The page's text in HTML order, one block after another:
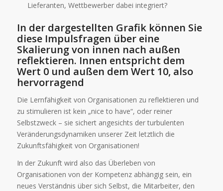
Lieferanten, Wettbewerber dabei integriert?
In der dargestellten Grafik können Sie
diese Impulsfragen über eine
Skalierung von innen nach außen
reflektieren. Innen entspricht dem
Wert 0 und außen dem Wert 10, also
hervorragend
Die Lernfähigkeit von Organisationen zu reflektieren und
zu stimulieren ist kein „nice to have“, oder reiner
Selbstzweck – sie sichert angesichts der turbulenten
Veränderungsdynamiken unserer Zeit letztlich die
Zukunftsfähigkeit von Organisationen!
In der Zukunft wird also das Überleben von
Organisationen von der Kompetenz abhängig sein, ein
neues Verständnis über sich Selbst, die Mitarbeiter, den